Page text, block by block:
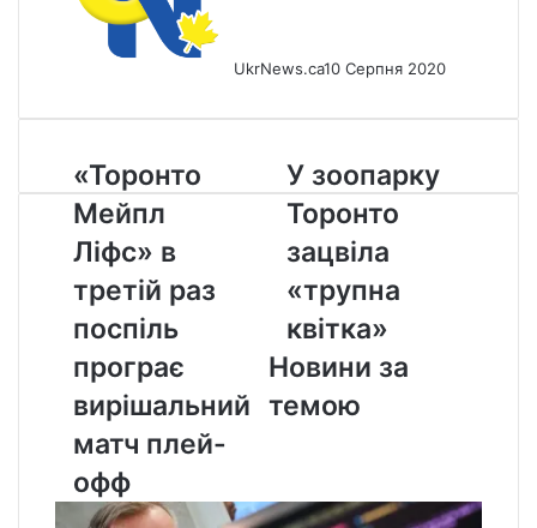
UkrNews.ca10 Серпня 2020
«Торонто
Мейпл
Ліфс»
в
третій
раз
поспіль
програє
вирішальний
плей-
офф
«Торонто
Мейпл
Ліфс» в
третій раз
поспіль
програє
вирішальний
матч плей-
офф
У
зоопарку
Торонто
зацвіла
«трупна
квітка»
У зоопарку
Торонто
зацвіла
«трупна
квітка»
Новини за
темою